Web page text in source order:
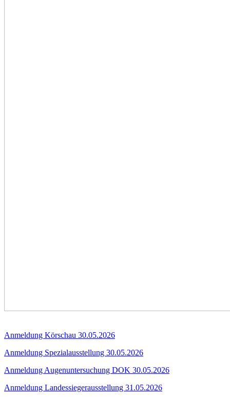
Anmeldung Körschau 30.05.2026
Anmeldung Spezialausstellung 30.05.2026
Anmeldung Augenuntersuchung DOK 30.05.2026
Anmeldung Landessiegerausstellung 31.05.2026